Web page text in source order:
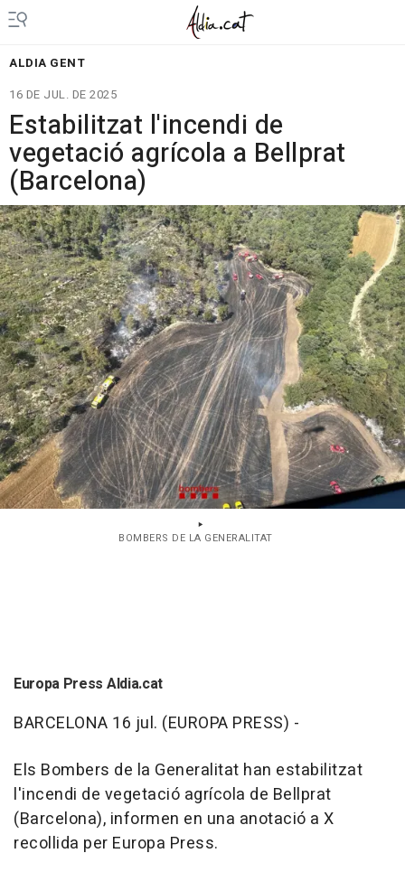
ALDIA GENT
16 DE JUL. DE 2025
Estabilitzat l'incendi de
vegetació agrícola a Bellprat
(Barcelona)
BOMBERS DE LA GENERALITAT
Europa Press Aldia.cat
BARCELONA 16 jul. (EUROPA PRESS) -
Els Bombers de la Generalitat han estabilitzat
l'incendi de vegetació agrícola de Bellprat
(Barcelona), informen en una anotació a X
recollida per Europa Press.